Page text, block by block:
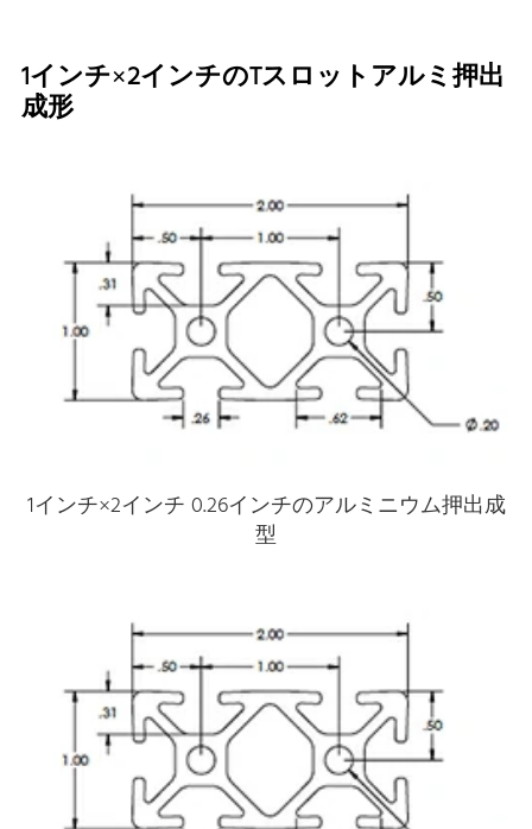
1インチ×2インチのTスロットアルミ押出
成形
1インチ×2インチ 0.26インチのアルミニウム押出成
型